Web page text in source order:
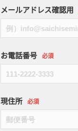
メールアドレス確認用
お電話番号 必須
現住所 必須